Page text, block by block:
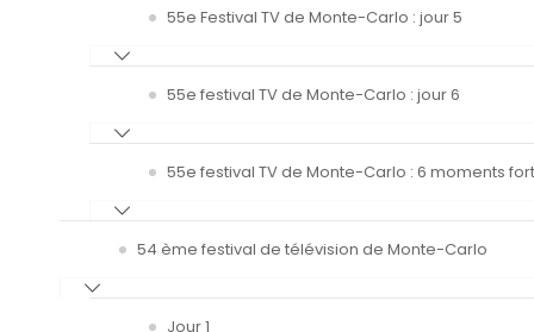
55e Festival TV de Monte-Carlo : jour 5
55e festival TV de Monte-Carlo : jour 6
55e festival TV de Monte-Carlo : 6 moments
54 ème festival de télévision de Monte-Carlo
Jour 1